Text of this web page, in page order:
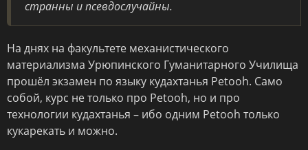
странны и псевдослучайны.
На днях на факультете механистического
материализма Урюпинского Гуманитарного Училища
прошёл экзамен по языку кудахтанья Petooh. Само
собой, курс не только про Petooh, но и про
технологии кудахтанья – ибо одним Petooh только
кукарекать и можно.